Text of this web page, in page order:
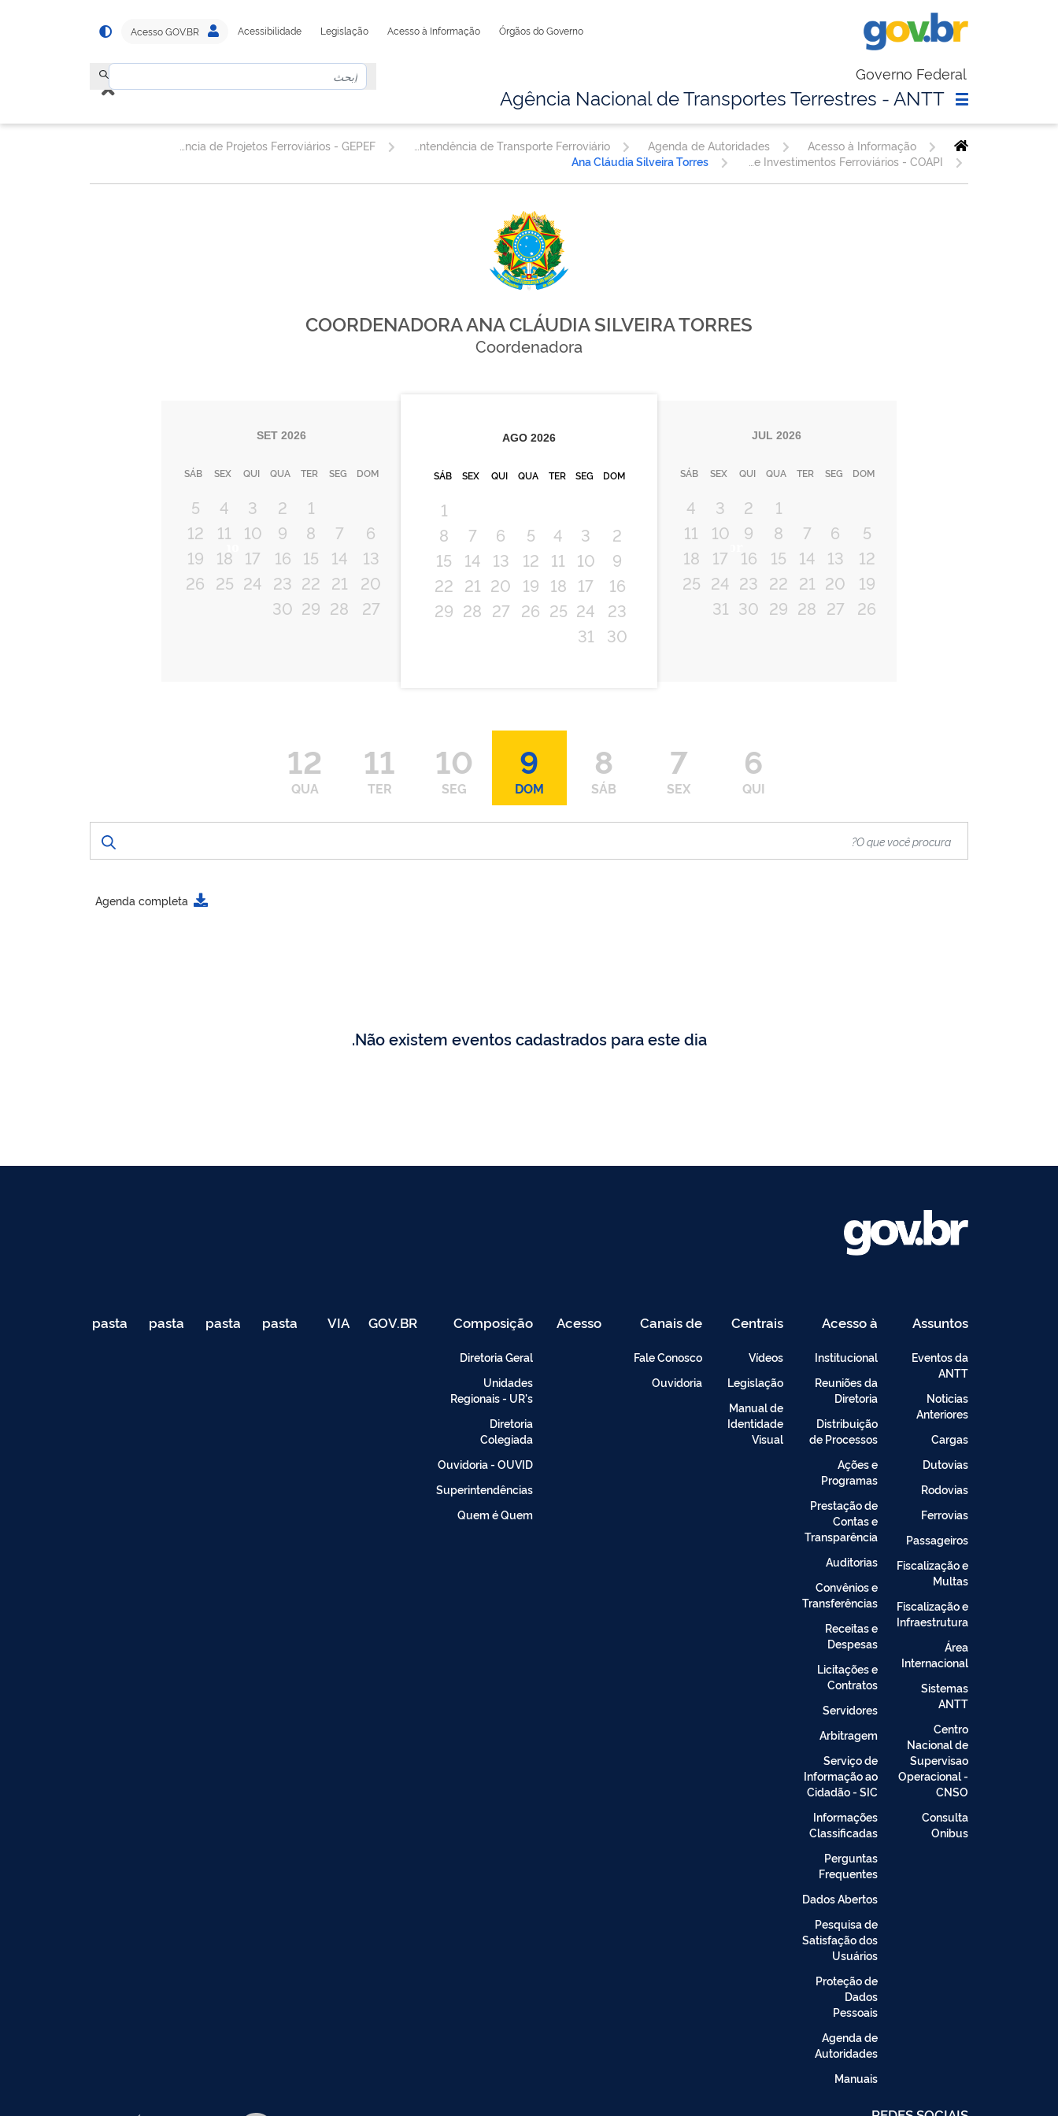
Órgãos do Governo
Acesso à Informação
Legislação
Acessibilidade
Acesso GOV.BR
Governo Federal
Agência Nacional de Transportes Terrestres - ANTT
Acesso à Informação
Agenda de Autoridades
Coordenação de Análise de Projetos e Investimentos Ferroviários - COAPI
Ana Cláudia Silveira Torres
COORDENADORA ANA CLÁUDIA SILVEIRA TORRES
Coordenadora
JUL 2026
DOM
SEG
TER
QUA
QUI
SEX
SÁB
1
2
3
4
5
6
7
8
9
10
11
12
13
14
15
16
17
18
19
20
21
22
23
24
25
26
27
28
29
30
31
AGO 2026
DOM
SEG
TER
QUA
QUI
SEX
SÁB
1
2
3
4
5
6
7
8
9
10
11
12
13
14
15
16
17
18
19
20
21
22
23
24
25
26
27
28
29
30
31
SET 2026
DOM
SEG
TER
QUA
QUI
SEX
SÁB
1
2
3
4
5
6
7
8
9
10
11
12
13
14
15
16
17
18
19
20
21
22
23
24
25
26
27
28
29
30
6
QUI
7
SEX
8
SÁB
9
DOM
10
SEG
11
TER
12
QUA
Agenda completa
Não existem eventos cadastrados para este dia.
Assuntos
Eventos da
ANTT
Noticias
Anteriores
Cargas
Dutovias
Rodovias
Ferrovias
Passageiros
Fiscalização e
Multas
Fiscalização e
Infraestrutura
Área
Internacional
Sistemas
ANTT
Centro
Nacional de
Supervisao
Operacional -
CNSO
Consulta
Onibus
Acesso à
Informação
Institucional
Reuniões da
Diretoria
Distribuição
de Processos
Ações e
Programas
Prestação de
Contas e
Transparência
Auditorias
Convênios e
Transferências
Receitas e
Despesas
Licitações e
Contratos
Servidores
Arbitragem
Serviço de
Informação ao
Cidadão - SIC
Informações
Classificadas
Perguntas
Frequentes
Dados Abertos
Pesquisa de
Satisfação dos
Usuários
Proteção de
Dados
Pessoais
Agenda de
Autoridades
Manuais
Centrais
de
Vídeos
Legislação
Manual de
Identidade
Visual
Canais de
Atendimento
Fale Conosco
Ouvidoria
Acesso
Restrito
Composição
Diretoria Geral
Unidades
Regionais - UR's
Diretoria
Colegiada
Ouvidoria - OUVID
Superintendências
Quem é Quem
GOV.BR
VIA
040
pasta
de
pasta
de
pasta
de
pasta
de